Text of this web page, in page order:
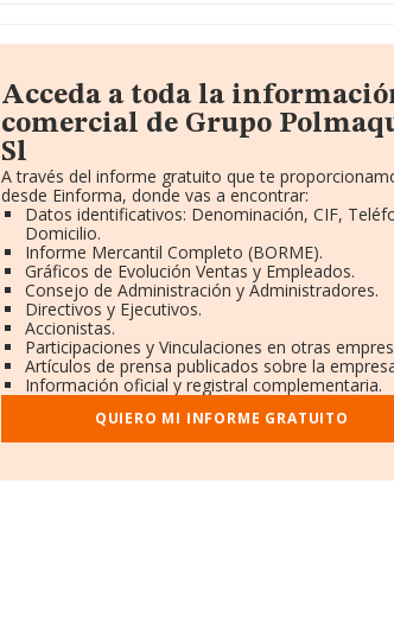
Acceda a toda la
comercial de Grupo
Sl
A través del informe gratuito que te
desde Einforma, donde vas a encontrar:
Datos identificativos: Denominación, CIF,
Domicilio.
Informe Mercantil Completo (BORME).
Gráficos de Evolución Ventas y Empleados.
Consejo de Administración y Administradores.
Directivos y Ejecutivos.
Accionistas.
Participaciones y Vinculaciones en otras
Artículos de prensa publicados sobre la
Información oficial y registral complementaria.
QUIERO MI INFORME GRATUITO